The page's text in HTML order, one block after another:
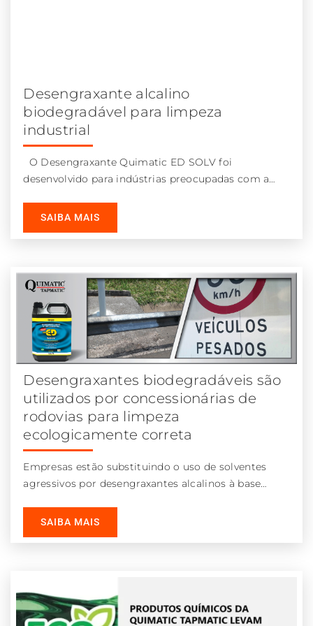
Desengraxante alcalino
biodegradável para limpeza
industrial
O Desengraxante Quimatic ED SOLV foi
desenvolvido para indústrias preocupadas com a
SAIBA MAIS
Desengraxantes biodegradáveis são
utilizados por concessionárias de
rodovias para limpeza
ecologicamente correta
Empresas estão substituindo o uso de solventes
agressivos por desengraxantes alcalinos à base
SAIBA MAIS